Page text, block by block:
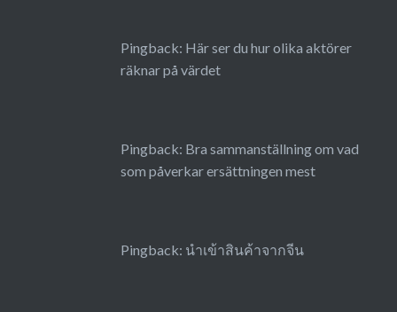
Pingback: Här ser du hur olika aktörer
räknar på värdet
Pingback: Bra sammanställning om vad
som påverkar ersättningen mest
Pingback: นำเข้าสินค้าจากจีน